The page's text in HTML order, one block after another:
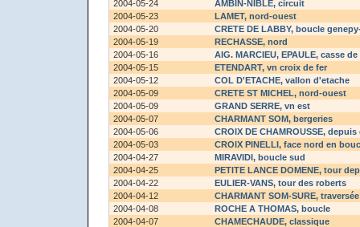
2004-05-24
AMBIN-NIBLE, circuit
2004-05-23
LAMET, nord-ouest
2004-05-20
CRETE DE LABBY, boucle
2004-05-19
RECHASSE, nord
2004-05-16
AIG. MARCIEU, EPAULE, casse
2004-05-15
ETENDART, vn croix de fer
2004-05-12
COL D'ETACHE, vallon d'etache
2004-05-09
CRETE ST MICHEL, nord-ouest
2004-05-09
GRAND SERRE, vn est
2004-05-07
CHARMANT SOM, bergeries
2004-05-06
CROIX DE CHAMROUSSE, depuis
2004-05-03
CROIX PINELLI, face nord en
2004-04-27
MIRAVIDI, boucle sud
2004-04-25
PETITE LANCE DOMENE, tour
2004-04-22
EULIER-VANS, tour des roberts
2004-04-12
CHARMANT SOM-SURE,
2004-04-08
ROCHE A THOMAS, boucle
2004-04-07
CHAMECHAUDE, classique